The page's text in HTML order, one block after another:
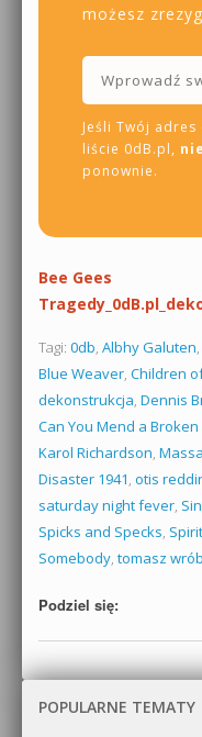
możesz
Jeśli Twój
liście 0dB.pl,
ponownie.
Bee Gees
Tagi: 0db, Albhy Galuten,
Blue Weaver, Children
dekonstrukcja, Dennis
Can You Mend a
Karol Richardson,
Disaster 1941, otis
saturday night fever,
Spicks and Specks,
Somebody, tomasz
Podziel się:
POPULARNE TEMATY